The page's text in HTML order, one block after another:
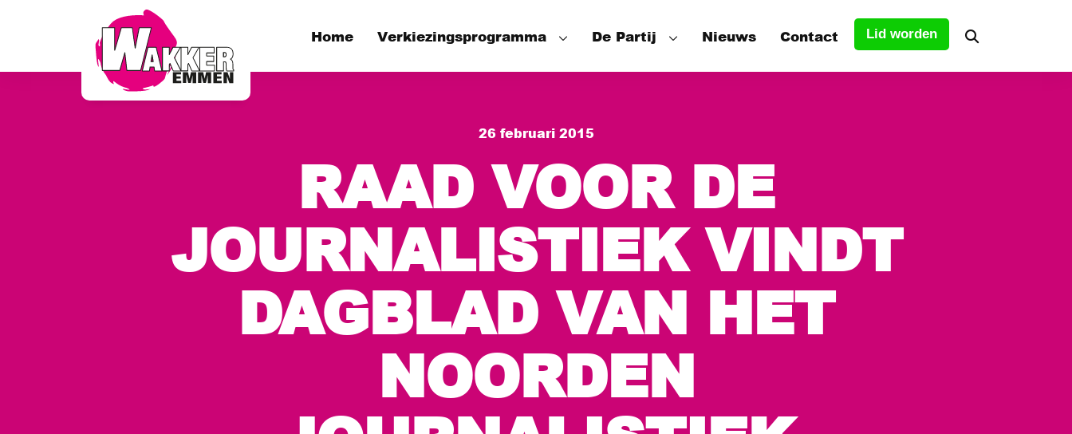
Home Verkiezingsprogramma
Wat hebben we bereikt
De Partij
De Fractie
De Wethouders
Nieuws Contact Lid worden
26 februari 2015
RAAD VOOR DE
JOURNALISTIEK VINDT
DAGBLAD VAN HET
NOORDEN